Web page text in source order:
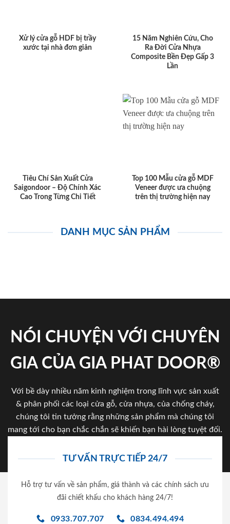
Xử lý cửa gỗ HDF bị trầy
xước tại nhà đơn giản
15 Năm Nghiên Cứu, Cho
Ra Đời Cửa Nhựa
Composite Bền Đẹp Gấp 3
Lần
Tiêu Chí Sản Xuất Cửa
Saigondoor – Độ Chính Xác
Cao Trong Từng Chi Tiết
Top 100 Mẫu cửa gỗ MDF
Veneer được ưa chuộng
trên thị trường hiện nay
DANH MỤC SẢN PHẨM
NÓI CHUYỆN VỚI CHUYÊN
GIA CỦA GIA PHAT DOOR®
Với bề dày nhiều năm kinh nghiệm trong lĩnh vực sản xuất
& phân phối các loại cửa gỗ, cửa nhựa, của chống cháy,
chúng tôi tin tưởng rằng những sản phẩm mà chúng tôi
mang tới cho bạn chắc chắn sẽ khiến bạn hài lòng tuyệt đối.
TƯ VẤN TRỰC TIẾP 24/7
Hỗ trợ tư vấn về sản phẩm, giá thành và các chính sách ưu
đãi chiết khấu cho khách hàng 24/7!
0933.707.707 0834.494.494